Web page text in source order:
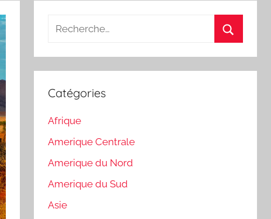
Recherche
:
Catégories
Afrique
Amerique Centrale
Amerique du Nord
Amerique du Sud
Asie